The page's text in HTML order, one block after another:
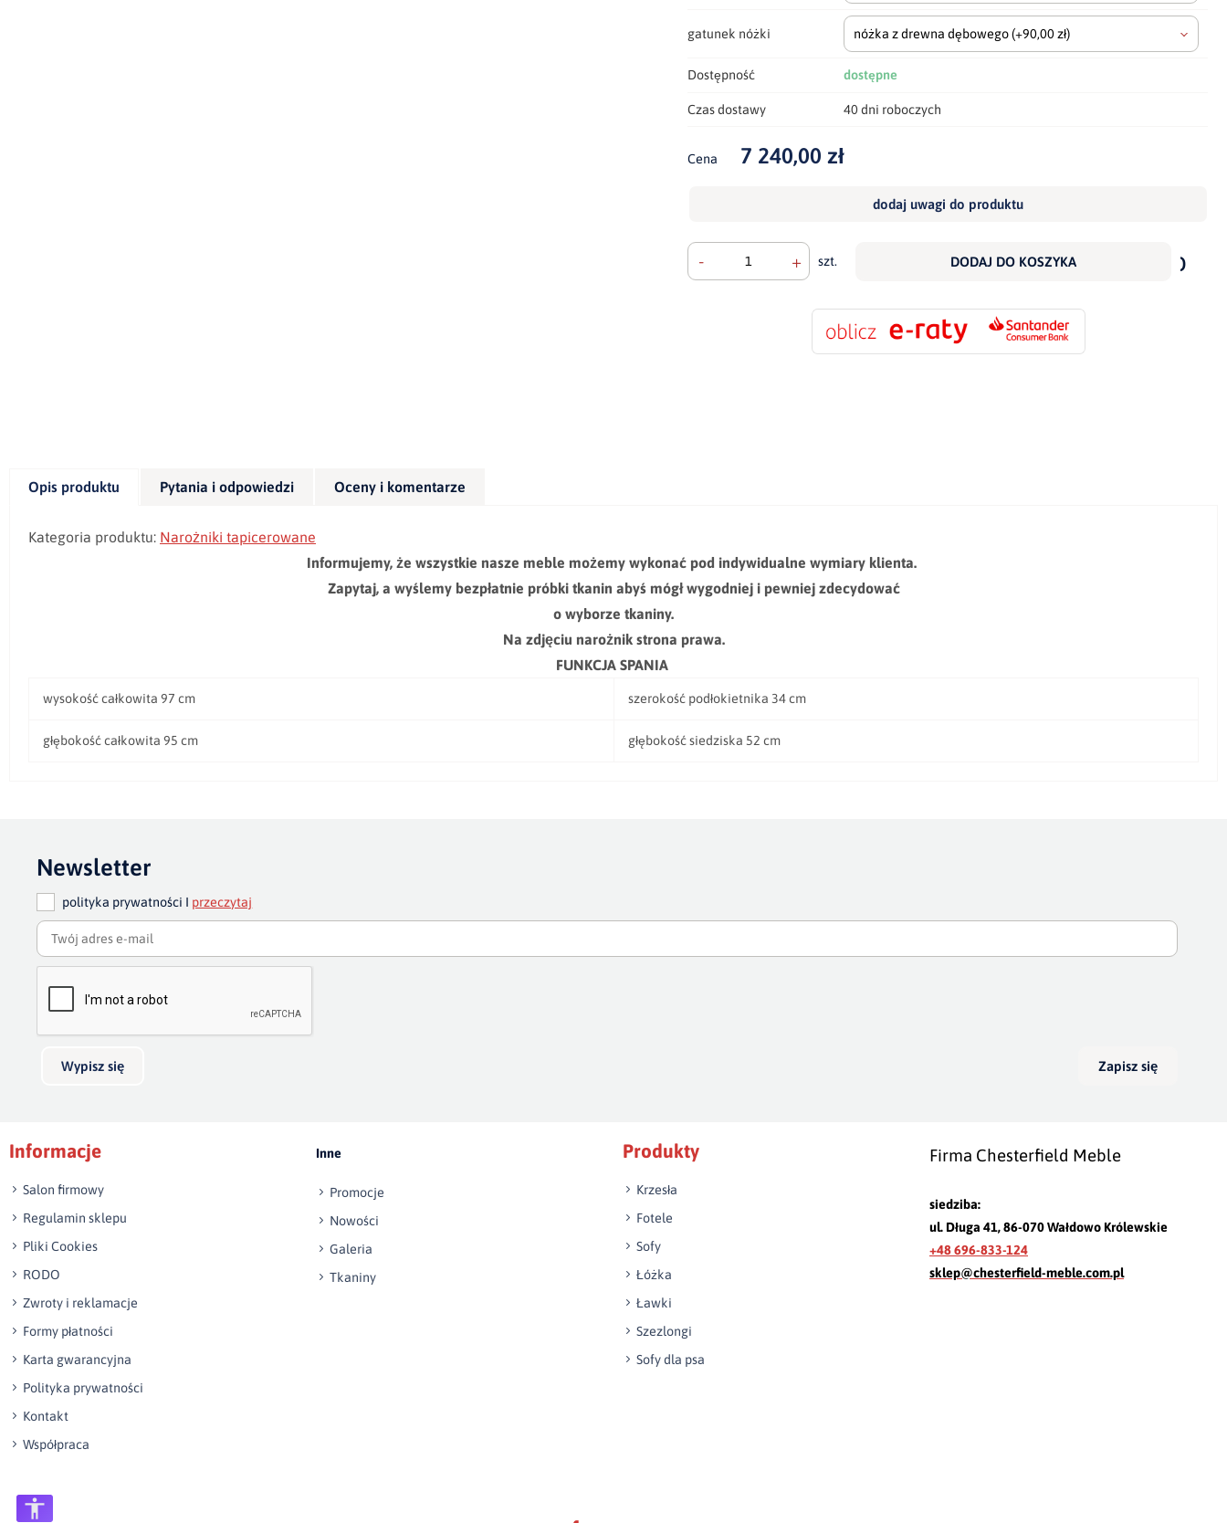
gatunek nóżki nóżka z drewna dębowego(+90,00 zł)
Dostępność dostępne
Czas dostawy 40 dni roboczych
Cena 7 240,00 zł
dodaj uwagi do produktu
- + szt. DODAJ DO KOSZYKA
do
Opis produktu Pytania i odpowiedzi Oceny i komentarze
Kategoria produktu: Narożniki tapicerowane
Informujemy, że wszystkie nasze meble możemy wykonać pod indywidualne wymiary klienta.
Zapytaj, a wyślemy bezpłatnie próbki tkanin abyś mógł wygodniej i pewniej zdecydować
o wyborze tkaniny.
Na zdjęciu narożnik strona prawa.
FUNKCJA SPANIA
wysokość całkowita 97 cm szerokość podłokietnika 34 cm
głębokość całkowita 95 cm głębokość siedziska 52 cm
Newsletter
polityka prywatności I przeczytaj
Wypisz się Zapisz się
Informacje
Salon firmowy
Regulamin sklepu
Pliki Cookies
RODO
Zwroty i reklamacje
Formy płatności
Karta gwarancyjna
Polityka prywatności
Kontakt
Współpraca
Inne
Promocje
Nowości
Galeria
Tkaniny
Produkty
Krzesła
Fotele
Sofy
Łóżka
Ławki
Szezlongi
Sofy dla psa
Firma Chesterfield Meble
siedziba:
ul. Długa 41, 86-070 Wałdowo Królewskie
+48 696-833-124
sklep@chesterfield-meble.com.pl